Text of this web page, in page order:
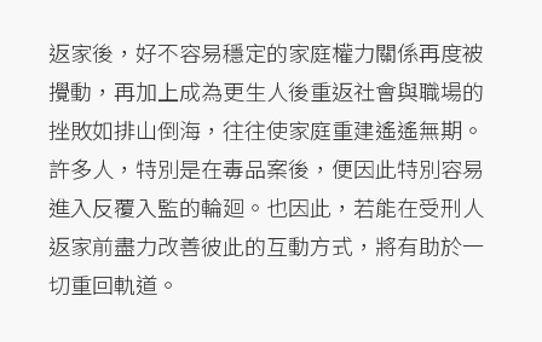
返家後，好不容易穩定的家庭權力關係再度被
攪動，再加上成為更生人後重返社會與職場的
挫敗如排山倒海，往往使家庭重建遙遙無期。
許多人，特別是在毒品案後，便因此特別容易
進入反覆入監的輪廻。也因此，若能在受刑人
返家前盡力改善彼此的互動方式，將有助於一
切重回軌道。